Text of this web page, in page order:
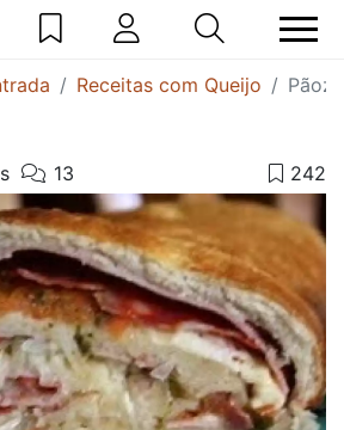
Receitas com Queijo